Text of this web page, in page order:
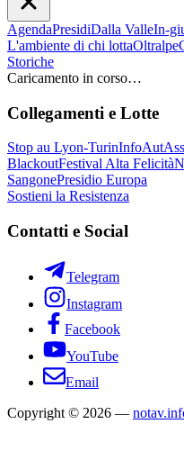
AgendaPresidiDalla ValleIn-
L'ambiente di chi lottaOltralpe
Storiche
Caricamento in corso…
Collegamenti e Lotte
Stop au Lyon-TurinInfoAut
BlackoutFestival Alta Felicità
SangonePresidio Europa
Sostieni la Resistenza
Contatti e Social
Telegram
Instagram
Facebook
YouTube
Email
Copyright © 2026 —